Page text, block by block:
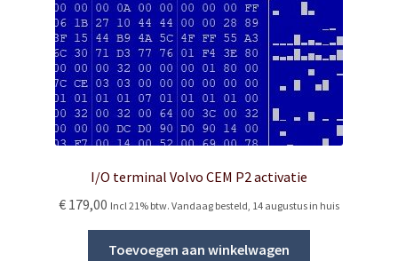
I/O terminal Volvo CEM P2 activatie
€ 179,00 Incl 21% btw. Vandaag besteld, 14 augustus in huis
Toevoegen aan winkelwagen